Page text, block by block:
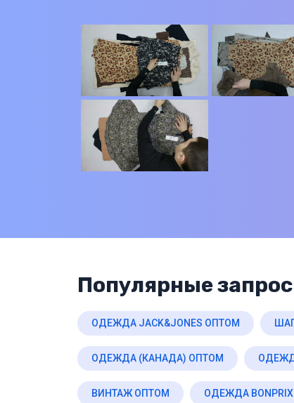
Популярные
ОДЕЖДА JACK&JONES ОПТОМ
ОДЕЖДА (КАНАДА) ОПТОМ
ВИНТАЖ ОПТОМ ОДЕЖДА